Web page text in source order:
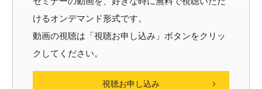
けるオンデマンド形式です。
動画の視聴は「視聴お申し込み」ボタンをクリッ
クしてください。
視聴お申し込み